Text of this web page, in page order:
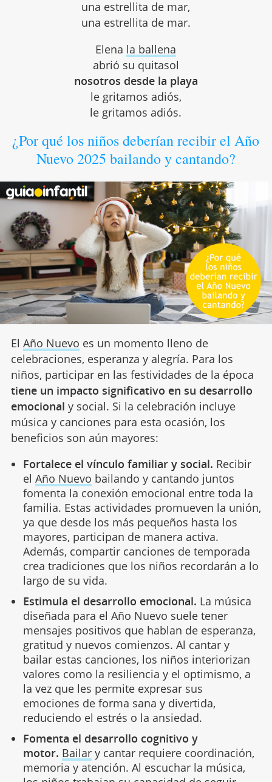
una estrellita de mar,
una estrellita de mar.
Elena la ballena
abrió su quitasol
nosotros desde la playa
le gritamos adiós,
le gritamos adiós.
¿Por qué los niños deberían recibir el Año
Nuevo 2025 bailando y cantando?
El Año Nuevo es un momento lleno de
celebraciones, esperanza y alegría. Para los
niños, participar en las festividades de la época
tiene un impacto significativo en su desarrollo
emocional y social. Si la celebración incluye
música y canciones para esta ocasión, los
beneficios son aún mayores:
Fortalece el vínculo familiar y social. Recibir
el Año Nuevo bailando y cantando juntos
fomenta la conexión emocional entre toda la
familia. Estas actividades promueven la unión,
ya que desde los más pequeños hasta los
mayores, participan de manera activa.
Además, compartir canciones de temporada
crea tradiciones que los niños recordarán a lo
largo de su vida.
Estimula el desarrollo emocional. La música
diseñada para el Año Nuevo suele tener
mensajes positivos que hablan de esperanza,
gratitud y nuevos comienzos. Al cantar y
bailar estas canciones, los niños interiorizan
valores como la resiliencia y el optimismo, a
la vez que les permite expresar sus
emociones de forma sana y divertida,
reduciendo el estrés o la ansiedad.
Fomenta el desarrollo cognitivo y
motor. Bailary cantar requiere coordinación,
memoria y atención. Al escuchar la música,